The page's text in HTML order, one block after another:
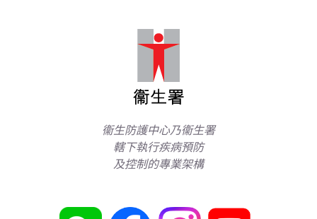
衞生防護中心乃衞生署
轄下執行疾病預防
及控制的專業架構